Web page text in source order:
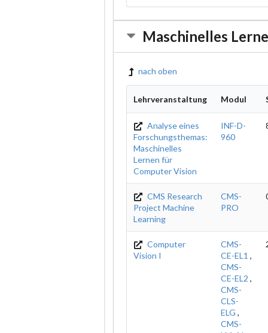
Maschinelles
nach oben
Lehrveranstaltung Modul
Analyse eines
Forschungsthemas:
Maschinelles
Lernen für
Computer Vision
INF-D-
960
CMS Research
Project Machine
Learning
CMS-
PRO
Computer
Vision I
CMS-
CE-EL1 ,
CMS-
CE-EL2 ,
CMS-
CLS-
ELG ,
CMS-